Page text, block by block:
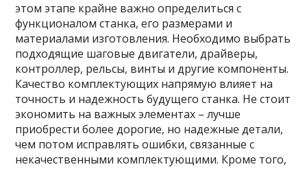
этом этапе крайне важно определиться с
функционалом станка, его размерами и
материалами изготовления. Необходимо выбрать
подходящие шаговые двигатели, драйверы,
контроллер, рельсы, винты и другие компоненты.
Качество комплектующих напрямую влияет на
точность и надежность будущего станка. Не стоит
экономить на важных элементах – лучше
приобрести более дорогие, но надежные детали,
чем потом исправлять ошибки, связанные с
некачественными комплектующими. Кроме того,